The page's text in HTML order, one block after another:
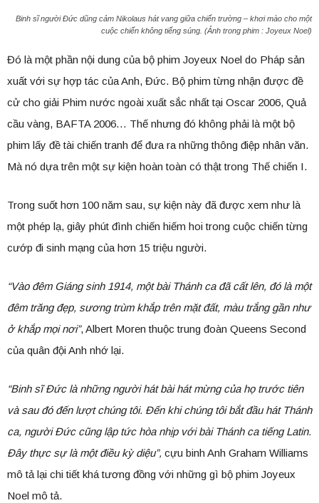
Binh sĩ người Đức dũng cảm Nikolaus hát vang giữa chiến trường – khơi mào cho một
cuộc chiến không tiếng súng. (Ảnh trong phim : Joyeux Noel)
Đó là một phần nội dung của bộ phim Joyeux Noel do Pháp sản
xuất với sự hợp tác của Anh, Đức. Bộ phim từng nhận được đề
cử cho giải Phim nước ngoài xuất sắc nhất tại Oscar 2006, Quả
cầu vàng, BAFTA 2006… Thế nhưng đó không phải là một bộ
phim lấy đề tài chiến tranh để đưa ra những thông điệp nhân văn.
Mà nó dựa trên một sự kiện hoàn toàn có thật trong Thế chiến I.
Trong suốt hơn 100 năm sau, sự kiện này đã được xem như là
một phép lạ, giây phút đình chiến hiếm hoi trong cuộc chiến từng
cướp đi sinh mạng của hơn 15 triệu người.
“Vào đêm Giáng sinh 1914, một bài Thánh ca đã cất lên, đó là một
đêm trăng đẹp, sương trùm khắp trên mặt đất, màu trắng gần như
ở khắp mọi nơi”, Albert Moren thuộc trung đoàn Queens Second
của quân đội Anh nhớ lại.
“Binh sĩ Đức là những người hát bài hát mừng của họ trước tiên
và sau đó đến lượt chúng tôi. Đến khi chúng tôi bắt đầu hát Thánh
ca, người Đức cũng lập tức hòa nhịp với bài Thánh ca tiếng Latin.
Đây thực sự là một điều kỳ diệu”, cựu binh Anh Graham Williams
mô tả lại chi tiết khá tương đồng với những gì bộ phim Joyeux
Noel mô tả.